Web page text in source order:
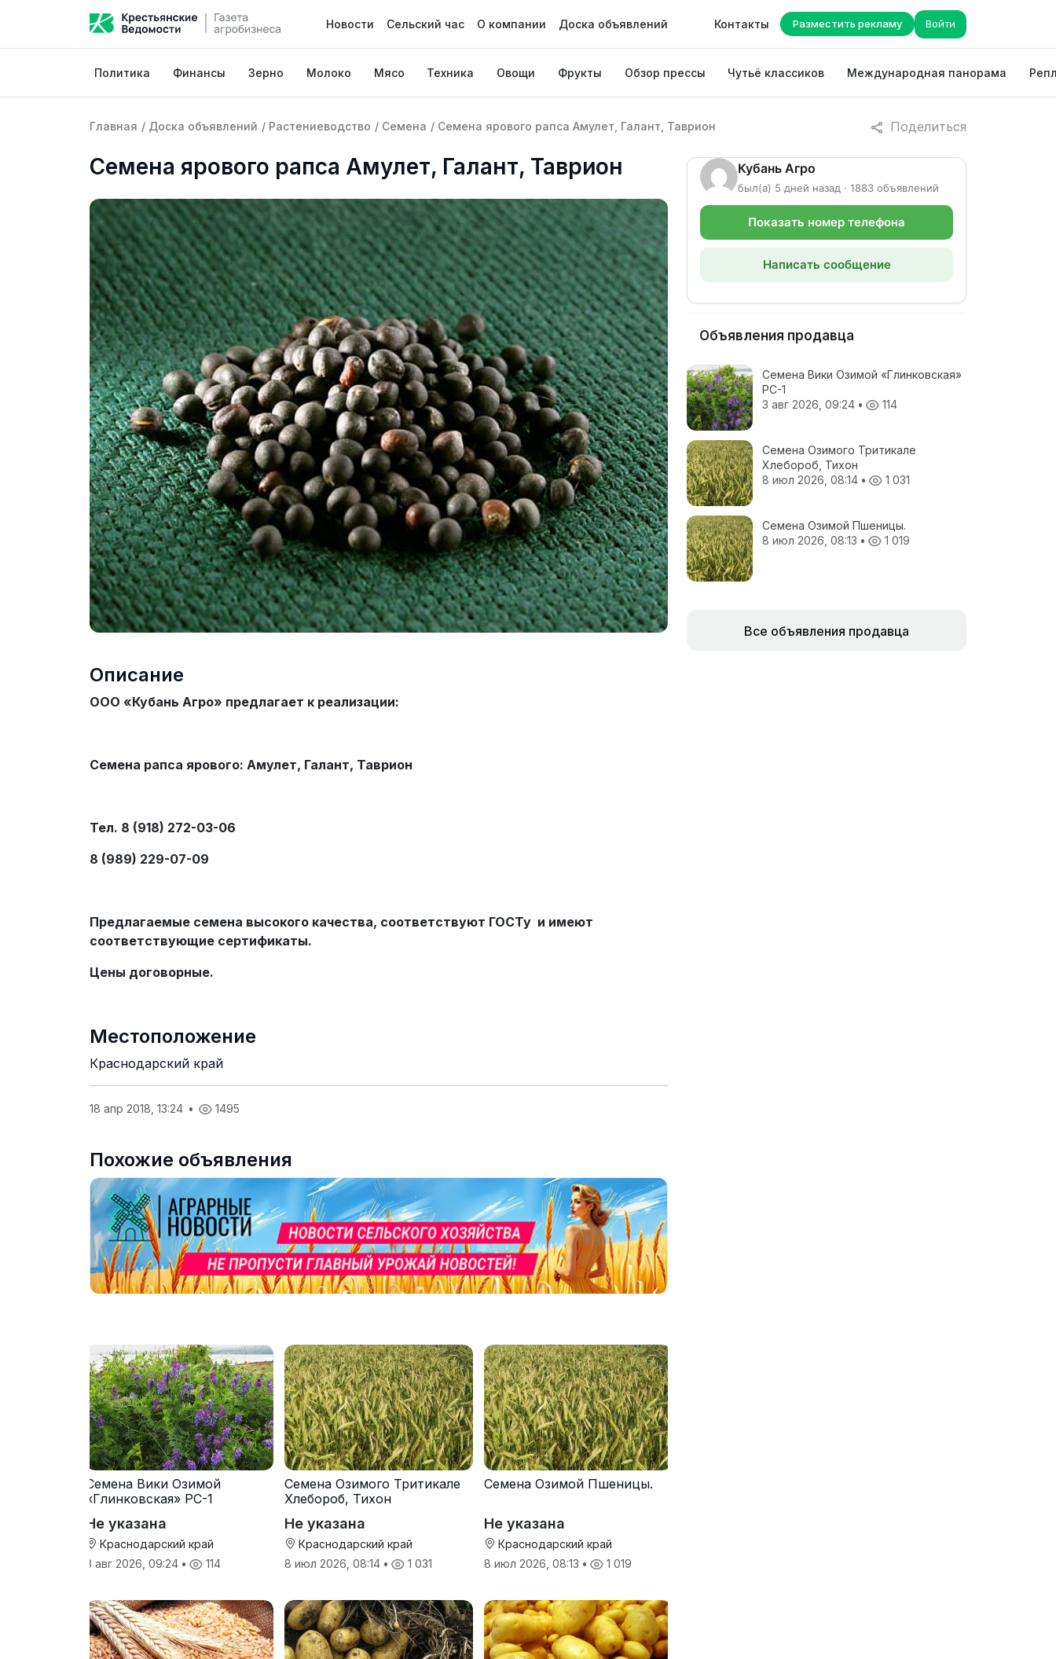
Новости Сельский час О компании Доска объявлений Контакты Разместить рекламу Войти
Политика Финансы Зерно Молоко Мясо Техника Овощи Фрукты Обзор прессы Чутьё классиков Международная панорама
Поделиться
Главная / Доска объявлений / Растениеводство / Семена / Семена ярового рапса Амулет, Галант, Таврион
Семена ярового рапса Амулет, Галант, Таврион
Описание
ООО «Кубань Агро» предлагает к реализации:
Семена рапса ярового: Амулет, Галант, Таврион
Тел. 8 (918) 272-03-06
8 (989) 229-07-09
Предлагаемые семена высокого качества, соответствуют ГОСТу и имеют
соответствующие сертификаты.
Цены договорные.
Местоположение
Краснодарский край
18 апр 2018, 13:24 • 1495
Похожие объявления
Семена Вики Озимой
«Глинковская» РС-1
Не указана
Краснодарский край
3 авг 2026, 09:24 • 114
Семена Озимого Тритикале
Хлебороб, Тихон
Не указана
Краснодарский край
8 июл 2026, 08:14 • 1 031
Семена Озимой Пшеницы.
Не указана
Краснодарский край
8 июл 2026, 08:13 • 1 019
Кубань Агро
был(а) 5 дней назад · 1883 объявлений
Показать номер телефона
Написать сообщение
Объявления продавца
Семена Вики Озимой «Глинковская»
РС-1
3 авг 2026, 09:24 • 114
Семена Озимого Тритикале
Хлебороб, Тихон
8 июл 2026, 08:14 • 1 031
Семена Озимой Пшеницы.
8 июл 2026, 08:13 • 1 019
Все объявления продавца